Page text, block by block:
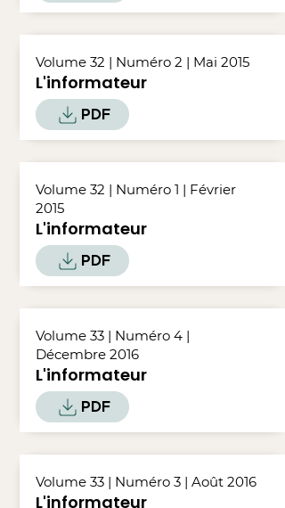
Volume 32 | Numéro 2 | Mai 2015
L'informateur
PDF
Volume 32 | Numéro 1 | Février
2015
L'informateur
PDF
Volume 33 | Numéro 4 |
Décembre 2016
L'informateur
PDF
Volume 33 | Numéro 3 | Août 2016
L'informateur